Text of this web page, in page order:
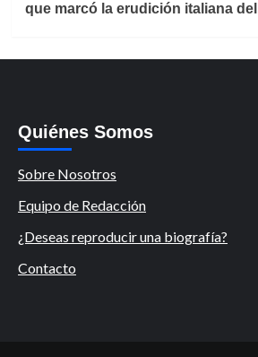
que marcó la erudición italiana del
Quiénes Somos
Sobre Nosotros
Equipo de Redacción
¿Deseas reproducir una biografía?
Contacto